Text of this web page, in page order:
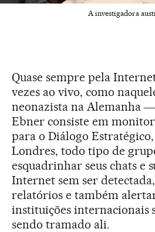
A investigadora
Quase sempre pela
vezes ao vivo, como
neonazista na Alemanha
Ebner consiste em
para o Diálogo
Londres, todo tipo de
esquadrinhar seus chats e
Internet sem ser
relatórios e também
instituições internacionais
sendo tramado ali.